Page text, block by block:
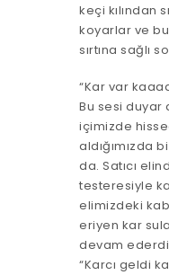
keçi kılından
koyarlar ve
sırtına sağlı
“Kar var
Bu sesi duyar
içimizde
aldığımızda
da. Satıcı
testeresiyle
elimizdeki
eriyen kar
devam
“Karcı geldi